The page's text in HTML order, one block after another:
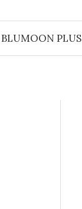
BLUMOON PLUS